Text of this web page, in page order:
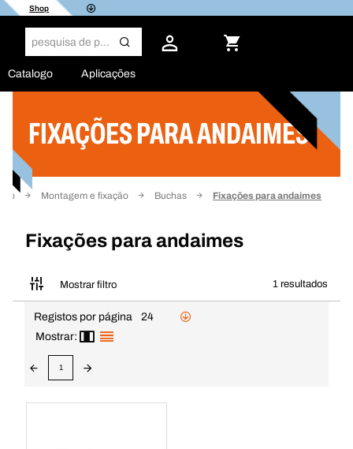
Shop
Catalogo Aplicações
FIXAÇÕES PARA ANDAIMES
Montagem e fixação Buchas Fixações para andaimes
Fixações para andaimes
Mostrar filtro 1 resultados
Filtro
Registos por página
24
Mostrar:
1